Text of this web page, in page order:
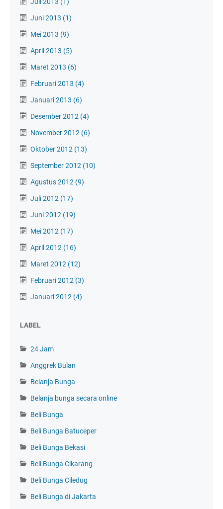
Juni 2013 (1)
Mei 2013 (9)
April 2013 (5)
Maret 2013 (6)
Februari 2013 (4)
Januari 2013 (6)
Desember 2012 (4)
November 2012 (6)
Oktober 2012 (13)
September 2012 (10)
Agustus 2012 (9)
Juli 2012 (17)
Juni 2012 (19)
Mei 2012 (17)
April 2012 (16)
Maret 2012 (12)
Februari 2012 (3)
Januari 2012 (4)
LABEL
24 Jam
Anggrek Bulan
Belanja Bunga
Belanja bunga secara online
Beli Bunga
Beli Bunga Batuceper
Beli Bunga Bekasi
Beli Bunga Cikarang
Beli Bunga Ciledug
Beli Bunga di Jakarta